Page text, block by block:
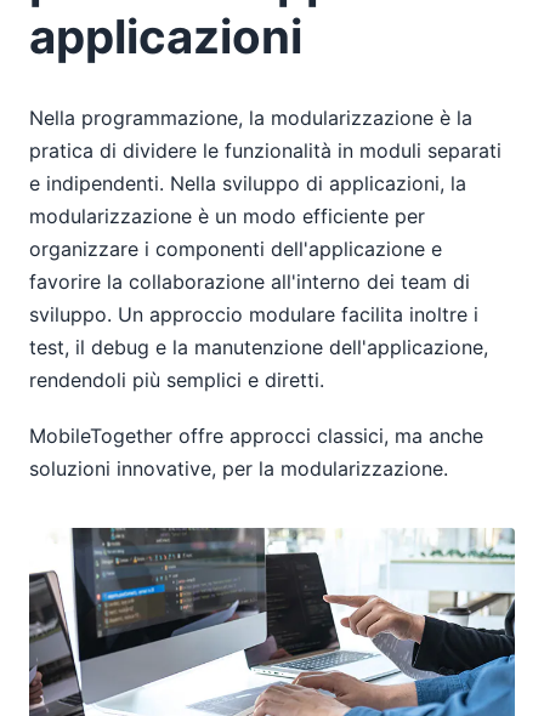
applicazioni
Nella programmazione, la modularizzazione è la
pratica di dividere le funzionalità in moduli separati
e indipendenti. Nella sviluppo di applicazioni, la
modularizzazione è un modo efficiente per
organizzare i componenti dell'applicazione e
favorire la collaborazione all'interno dei team di
sviluppo. Un approccio modulare facilita inoltre i
test, il debug e la manutenzione dell'applicazione,
rendendoli più semplici e diretti.
MobileTogether offre approcci classici, ma anche
soluzioni innovative, per la modularizzazione.